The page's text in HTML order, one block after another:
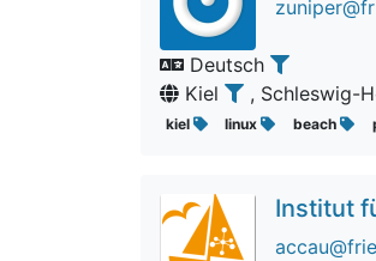
Deutsch
Kiel
, Schleswig-
kiel linux beach
Institut